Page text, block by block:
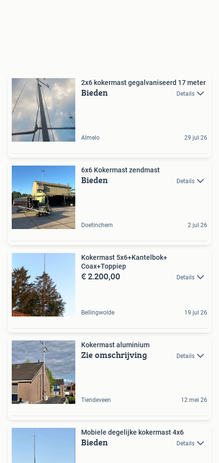
2x6 kokermast gegalvaniseerd 17 meter
Bieden Details
Almelo 29 jul 26
6x6 Kokermast zendmast
Bieden Details
Doetinchem 2 jul 26
Kokermast 5x6+Kantelbok+
Coax+Toppiep
€ 2.200,00 Details
Bellingwolde 19 jul 26
Kokermast aluminium
Zie omschrijving Details
Tiendeveen 12 mei 26
Mobiele degelijke kokermast 4x6
Bieden Details